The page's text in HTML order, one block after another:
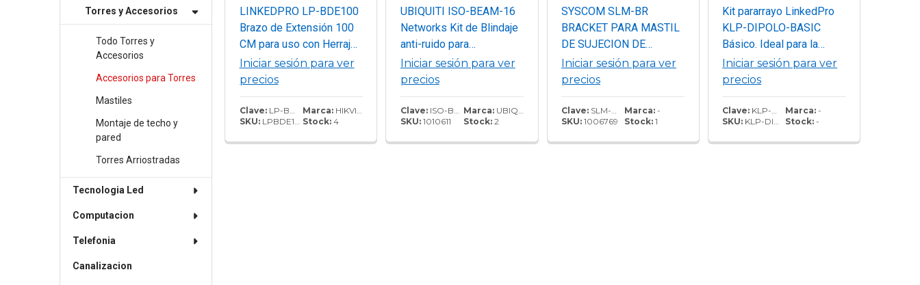
Torres y Accesorios
Todo Torres y
Accesorios
Accesorios para Torres
Mastiles
Montaje de techo y
pared
Torres Arriostradas
Tecnologia Led
Computacion
Telefonia
Canalizacion
LINKEDPRO LP-BDE100
Brazo de Extensión 100
CM para uso con Herraje
Tipo "J" (LP-SC-JH-10-
15 o LP-SC-JH-06-08)
Iniciar sesión para ver
precios
Clave:LP-BDE100
SKU:LPBDE100
Marca:HIKVISION
Stock:4
UBIQUITI ISO-BEAM-16
Networks Kit de Blindaje
anti-ruido para
NanoBeam, Blanco,
compatible con equipos
NBE-M5-16 / NBE-5AC-
16.
Iniciar sesión para ver
precios
Clave:ISO-BEAM-16
SKU:1010611
Marca:UBIQUITI
Stock:2
SYSCOM SLM-BR
BRACKET PARA MASTIL
DE SUJECION DE
RETENIDA (Para mást. de
1" a 2" Diam. Ext.)
Iniciar sesión para ver
precios
Clave:SLM-BR
SKU:1006769
Marca:-
Stock:1
Kit pararrayo LinkedPro
KLP-DIPOLO-BASIC
Básico. Ideal para la
protección de mástiles y
postes.
Iniciar sesión para ver
precios
Clave: KLP-DIPOLO-BASIC
SKU: KLP-DIPOLO-BASIC
Marca: -
Stock: -